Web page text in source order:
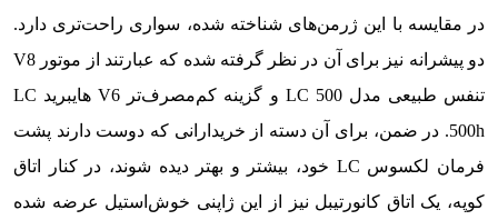
در مقایسه با این ژرمن‌های شناخته شده، سواری راحت‌تری دارد.
دو پیشرانه نیز برای آن در نظر گرفته شده که عبارتند از موتور V8
تنفس طبیعی مدل LC 500 و گزینه کم‌مصرف‌تر V6 هایبرید LC
500h. در ضمن، برای آن دسته از خریدارانی که دوست دارند پشت
فرمان لکسوس LC خود، بیشتر و بهتر دیده شوند، در کنار اتاق
کوپه، یک اتاق کانورتیبل نیز از این ژاپنی خوش‌استیل عرضه شده